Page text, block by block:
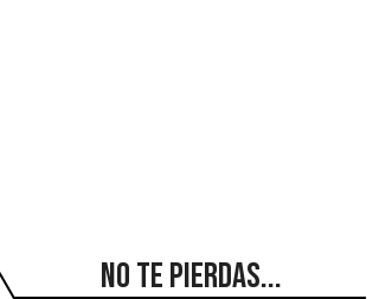
No te pierdas...